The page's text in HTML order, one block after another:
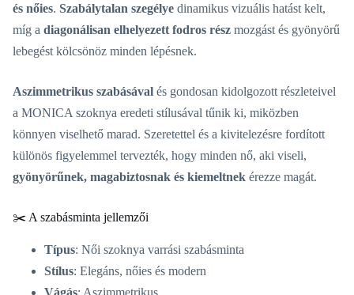
és nőies. Szabálytalan szegélye dinamikus vizuális hatást kelt,
míg a diagonálisan elhelyezett fodros rész mozgást és gyönyörű
lebegést kölcsönöz minden lépésnek.
Aszimmetrikus szabásával és gondosan kidolgozott részleteivel
a MONICA szoknya eredeti stílusával tűnik ki, miközben
könnyen viselhető marad. Szeretettel és a kivitelezésre fordított
különös figyelemmel tervezték, hogy minden nő, aki viseli,
gyönyörűnek, magabiztosnak és kiemeltnek érezze magát.
✂️ A szabásminta jellemzői
Típus: Női szoknya varrási szabásminta
Stílus: Elegáns, nőies és modern